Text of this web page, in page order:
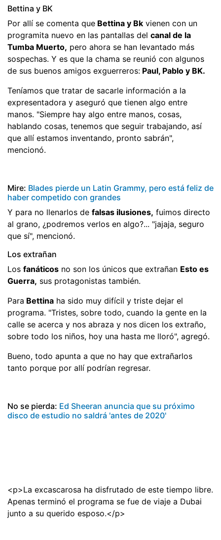
Bettina y BK
Por allí se comenta que Bettina y Bk vienen con un
programita nuevo en las pantallas del canal de la
Tumba Muerto, pero ahora se han levantado más
sospechas. Y es que la chama se reunió con algunos
de sus buenos amigos exguerreros: Paul, Pablo y BK.
Teníamos que tratar de sacarle información a la
expresentadora y aseguró que tienen algo entre
manos. "Siempre hay algo entre manos, cosas,
hablando cosas, tenemos que seguir trabajando, así
que allí estamos inventando, pronto sabrán",
mencionó.
Mire: Blades pierde un Latin Grammy, pero está feliz de
haber competido con grandes
Y para no llenarlos de falsas ilusiones, fuimos directo
al grano, ¿podremos verlos en algo?... "jajaja, seguro
que sí", mencionó.
Los extrañan
Los fanáticos no son los únicos que extrañan Esto es
Guerra, sus protagonistas también.
Para Bettina ha sido muy difícil y triste dejar el
programa. "Tristes, sobre todo, cuando la gente en la
calle se acerca y nos abraza y nos dicen los extraño,
sobre todo los niños, hoy una hasta me lloró", agregó.
Bueno, todo apunta a que no hay que extrañarlos
tanto porque por allí podrían regresar.
No se pierda: Ed Sheeran anuncia que su próximo
disco de estudio no saldrá 'antes de 2020'
<p>La excascarosa ha disfrutado de este tiempo libre.
Apenas terminó el programa se fue de viaje a Dubai
junto a su querido esposo.</p>